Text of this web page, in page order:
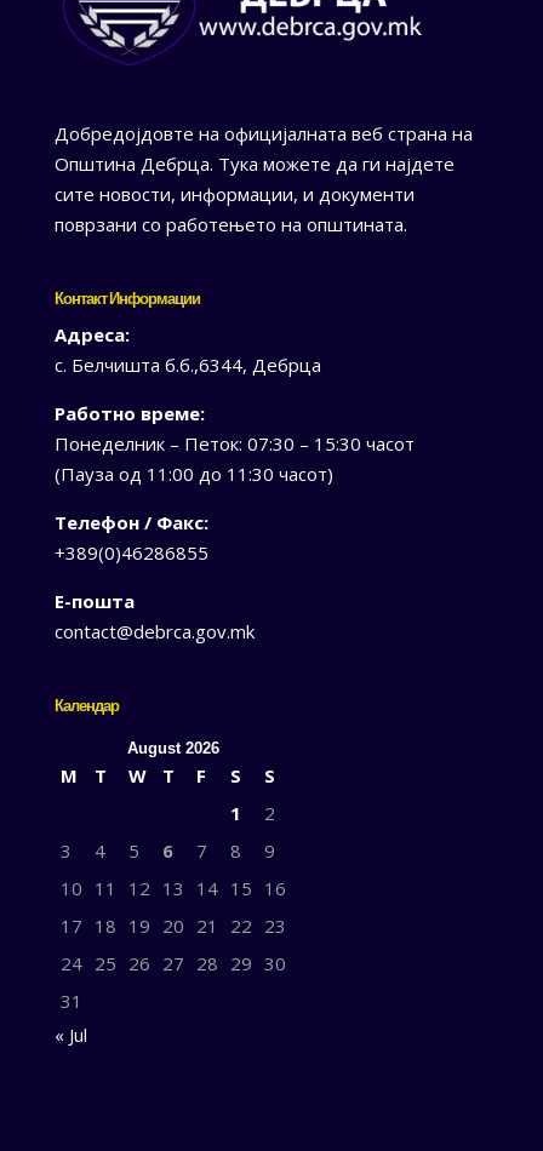
Добредојдовте на официјалната веб страна на
Општина Дебрца. Тука можете да ги најдете
сите новости, информации, и документи
поврзани со работењето на општината.
Контакт Информации
Адреса:
с. Белчишта б.б.,6344, Дебрца
Работно време:
Понеделник – Петок: 07:30 – 15:30 часот
(Пауза од 11:00 до 11:30 часот)
Телефон / Факс:
+389(0)46286855
Е-пошта
contact@debrca.gov.mk
Календар
August 2026
M T W T F S
S
1
2
3
4 5 6 7 8
9
10 11 12 13 14 15 16
17 18 19 20 21 22 23
24 25 26 27 28 29 30
31
« Jul